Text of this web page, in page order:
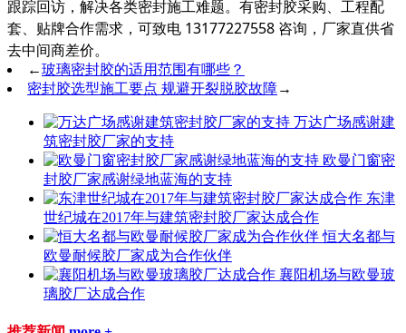
跟踪回访，解决各类密封施工难题。有密封胶采购、工程配
套、贴牌合作需求，可致电 13177227558 咨询，厂家直供省
去中间商差价。
←玻璃密封胶的适用范围有哪些？
密封胶选型施工要点 规避开裂脱胶故障→
万达广场感谢建
筑密封胶厂家的支持
欧曼门窗密
封胶厂家感谢绿地蓝海的支持
东津
世纪城在2017年与建筑密封胶厂家达成合作
恒大名都与
欧曼耐候胶厂家成为合作伙伴
襄阳机场与欧曼玻
璃胶厂达成合作